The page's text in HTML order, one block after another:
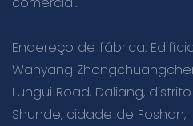
Endereço de fábrica:
Wanyang
Lungui Road, Daliang,
Shunde, cidade de Foshan,